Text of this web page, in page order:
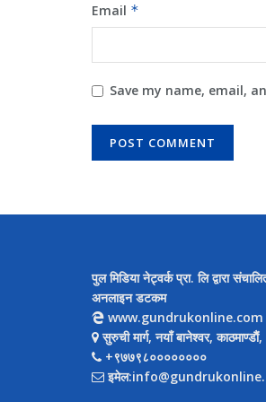
Email *
Save my name, email,
पुल मिडिया नेट्वर्क प्रा. लि द्वारा
अनलाइन डटकम
www.gundrukonline.com
सुरुची मार्ग, नयाँ बानेश्वर,
+९७७९८००००००००